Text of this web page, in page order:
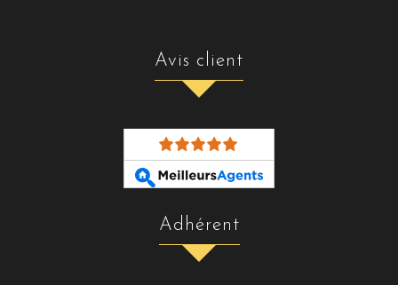
avis client
adhérent